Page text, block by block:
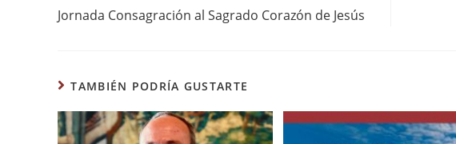
Jornada Consagración al Sagrado Corazón de Jesús
TAMBIÉN PODRÍA GUSTARTE